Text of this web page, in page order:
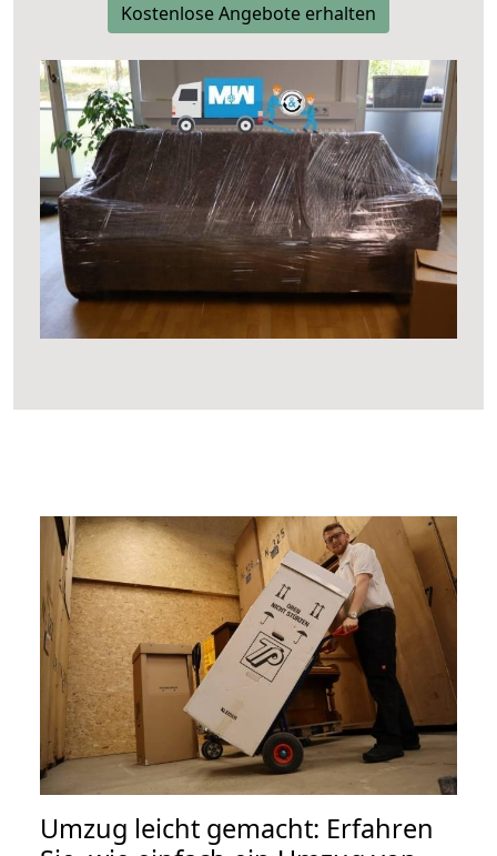
Kostenlose Angebote erhalten
Umzug leicht gemacht: Erfahren